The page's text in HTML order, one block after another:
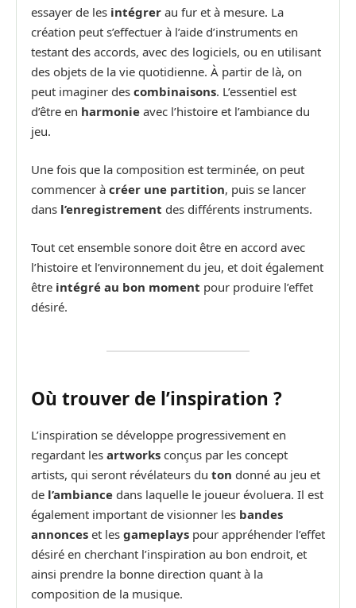
essayer de les intégrer au fur et à mesure. La
création peut s’effectuer à l’aide d’instruments en
testant des accords, avec des logiciels, ou en utilisant
des objets de la vie quotidienne. À partir de là, on
peut imaginer des combinaisons. L’essentiel est
d’être en harmonie avec l’histoire et l’ambiance du
jeu.
Une fois que la composition est terminée, on peut
commencer à créer une partition, puis se lancer
dans l’enregistrement des différents instruments.
Tout cet ensemble sonore doit être en accord avec
l’histoire et l’environnement du jeu, et doit également
être intégré au bon moment pour produire l’effet
désiré.
Où trouver de l’inspiration ?
L’inspiration se développe progressivement en
regardant les artworks conçus par les concept
artists, qui seront révélateurs du ton donné au jeu et
de l’ambiance dans laquelle le joueur évoluera. Il est
également important de visionner les bandes
annonces et les gameplays pour appréhender l’effet
désiré en cherchant l’inspiration au bon endroit, et
ainsi prendre la bonne direction quant à la
composition de la musique.